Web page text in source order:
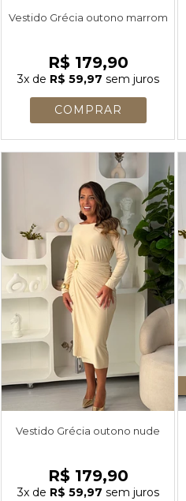
Vestido Grécia outono marrom
R$ 179,90
3xde R$ 59,97 sem juros
Vestido Grécia outono nude
R$ 179,90
3xde R$ 59,97 sem juros